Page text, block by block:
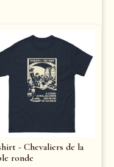
- Chevaliers de la
ronde